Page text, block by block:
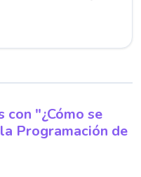
"¿Cómo se
Programación de